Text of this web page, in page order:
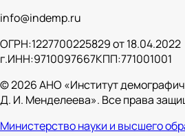
info@indemp.ru
ОГРН:1227700225829 от 18.04.2022
г.ИНН:9710097667КПП:771001001
© 2026 АНО «Институт
Д. И. Менделеева». Все права
Министерство науки и высшего